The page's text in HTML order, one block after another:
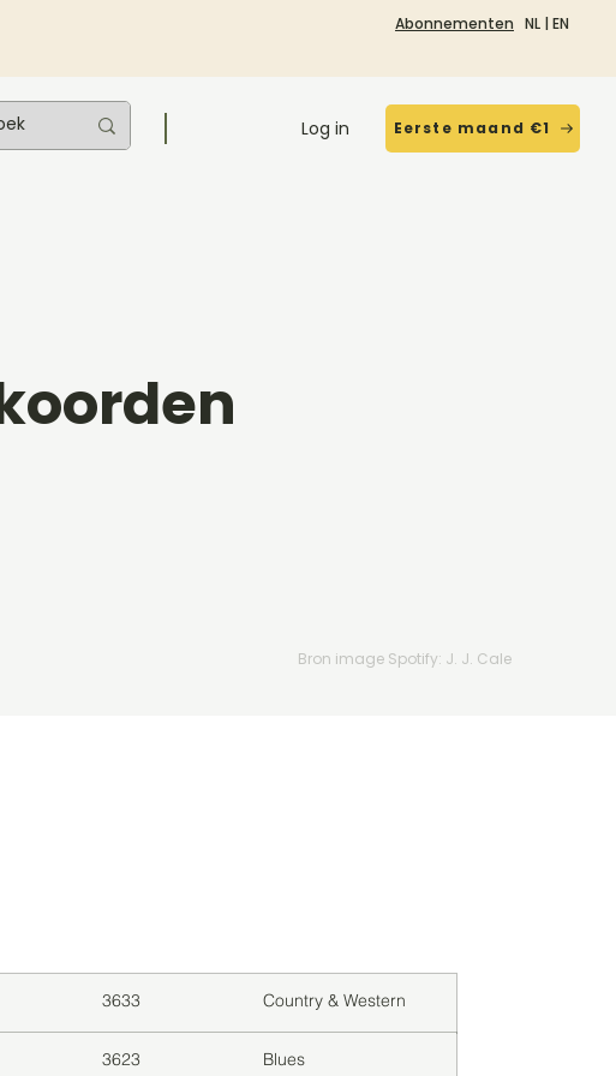
Abonnementen NL | EN
Log in Eerste maand €1
Bron image Spotify: J. J. Cale
3633 Country & Western
3623 Blues